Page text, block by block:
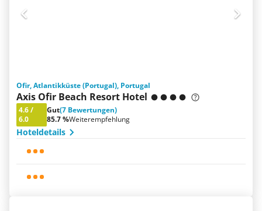
Ofir, Atlantikküste (Portugal), Portugal
Axis Ofir Beach Resort Hotel
4.6/
6.0
Gut(7 Bewertungen)
85.7 %Weiterempfehlung
Hoteldetails